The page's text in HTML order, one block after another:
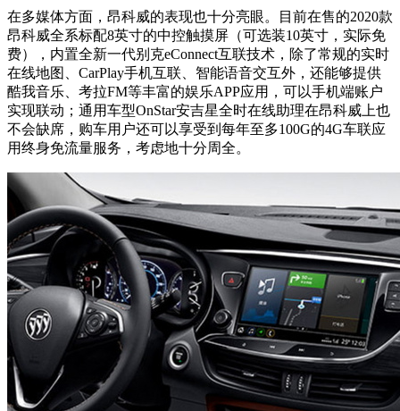
在多媒体方面，昂科威的表现也十分亮眼。目前在售的2020款
昂科威全系标配8英寸的中控触摸屏（可选装10英寸，实际免
费），内置全新一代别克eConnect互联技术，除了常规的实时
在线地图、CarPlay手机互联、智能语音交互外，还能够提供
酷我音乐、考拉FM等丰富的娱乐APP应用，可以手机端账户
实现联动；通用车型OnStar安吉星全时在线助理在昂科威上也
不会缺席，购车用户还可以享受到每年至多100G的4G车联应
用终身免流量服务，考虑地十分周全。